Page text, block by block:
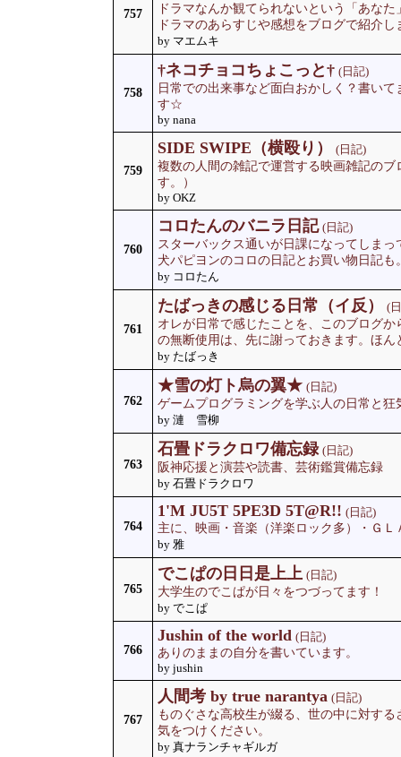
757
ドラマなんか観てられないという「あな
ドラマのあらすじや感想をブログで紹介し
by マエムキ
758
†ネコチョコちょこっと† (日記)
日常での出来事など面白おかしく？書い
す☆
by nana
759
SIDE SWIPE（横殴り）
(日記)
複数の人間の雑記で運営する映画雑記の
す。）
by OKZ
760
コロたんのバニラ日記 (日記)
スターバックス通いが日課になってしま
犬パピヨンのコロの日記とお買い物日記も
by コロたん
761
たばっきの感じる日常（イ反）
(
オレが日常で感じたことを、このブログ
の無断使用は、先に謝っておきます。ほん
by たばっき
762
★雪の灯ト烏の翼★ (日記)
ゲームプログラミングを学ぶ人の日常と狂
by 漣 雪柳
763
石畳ドラクロワ備忘録 (日記)
阪神応援と演芸や読書、芸術鑑賞備忘録
by 石畳ドラクロワ
764
1'M JU5T 5PE3D 5T@R!! (日記)
主に、映画・音楽（洋楽ロック多）・Ｇ
by 雅
765
でこぱの日日是上上 (日記)
大学生のでこぱが日々をつづってます！
by でこぱ
766
Jushin of the world (日記)
ありのままの自分を書いています。
by jushin
767
人間考 by true narantya (日記)
ものぐさな高校生が綴る、世の中に対す
気をつけください。
by 真ナランチャギルガ